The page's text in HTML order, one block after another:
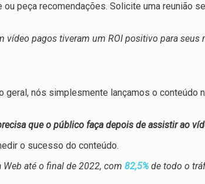
peça recomendações. Solicite uma reunião
pagos tiveram um ROI positivo para seus
nós simplesmente lançamos o conteúdo
que o público faça depois de assistir ao
o sucesso do conteúdo.
até o final de 2022, com 82,5% de todo o